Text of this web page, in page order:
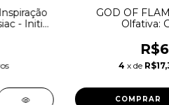
- Initio
GOD OF
Olfativa:
4 x de
COMPRAR